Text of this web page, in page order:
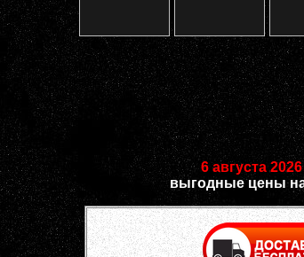
6 августа
выгодные цены